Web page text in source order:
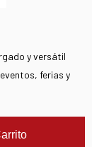
y versátil
ferias y